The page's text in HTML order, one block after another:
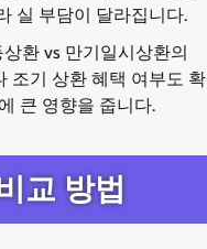
실 부담이 달라집니다.
환 vs 만기일시상환의
조기 상환 혜택 여부도 확
큰 영향을 줍니다.
교 방법